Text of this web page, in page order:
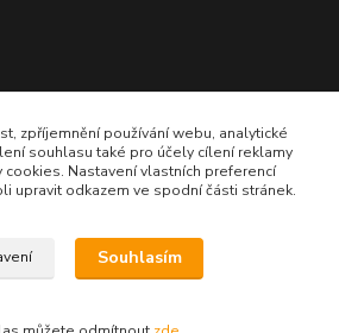
9,00 - 11,30 hod.
zpříjemnění používání webu, analytické
souhlasu také pro účely cílení reklamy
cookies. Nastavení vlastních preferencí
upravit odkazem ve spodní části stránek.
Souhlasím